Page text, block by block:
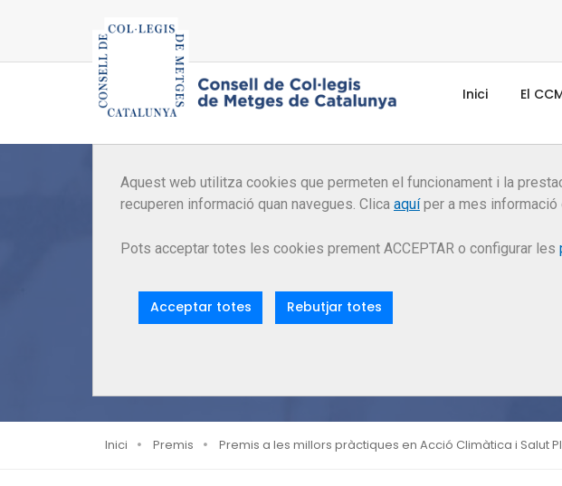
Aquest web utilitza cookies que permeten el funcionament i la
recuperen informació quan navegues. Clica aquíper a mes informació
Pots acceptar totes les cookies prement ACCEPTAR o configurar les
Acceptar totes Rebutjar totes
Inici El
Premis
Inici Premis Premis a les millors pràctiques en Acció Climàtica i Salut